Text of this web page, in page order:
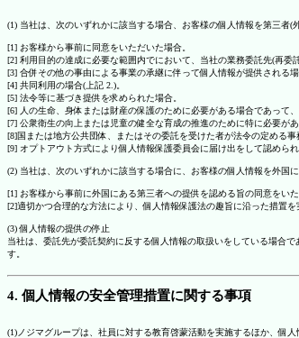
(1) 当社は、次のいずれかに該当する場合、お客様の個人情報を第三者(
[1] お客様から事前に同意をいただいた場合。
[2] 利用目的の達成に必要な範囲内でにおいて、当社の業務委託先(再委
[3] 合併その他の事由による事業の承継に伴って個人情報が提供される場
[4] 共同利用の場合(上記 2.)。
[5] 法令等に基づき提供を求められた場合。
[6] 人の生命、身体または財産の保護のために必要がある場合であって
[7] 公衆衛生の向上または児童の健全な育成の推進のために特に必要が
[8]国または地方公共団体、またはその委託を受けた者が法令の定める
[9] オプトアウト方式により個人情報保護委員会に届け出をして認められ
(2) 当社は、次のいずれかに該当する場合に、お客様の個人情報を外国
[1] お客様から事前に外国にある第三者への提供を認める旨の同意をいた
[2]適切かつ合理的な方法により、個人情報保護法の趣旨に沿った措置
(3) 個人情報の提供の停止
当社は、委託先が委託契約に反する個人情報の取扱いをしている場合
す。
4. 個人情報の安全管理措置に関する事項
(1)ノジマグループは、社員に対する教育啓蒙活動を実施するほか、個